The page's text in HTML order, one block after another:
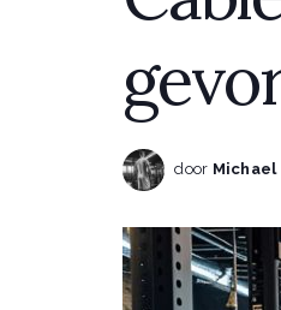
door Michael